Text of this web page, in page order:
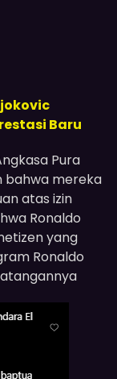
Baru
Pura
bahwa mereka
atas izin
Ronaldo
yang
Ronaldo